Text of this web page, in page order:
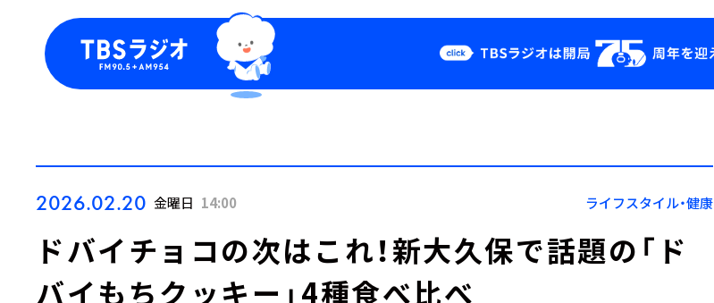
Podcast
YouTube
会社情報
2026.02.20 金曜日 14:00 ライフスタイル・健康
ドバイチョコの次はこれ！新大久保で話題の「ド
バイもちクッキー」4種食べ比べ